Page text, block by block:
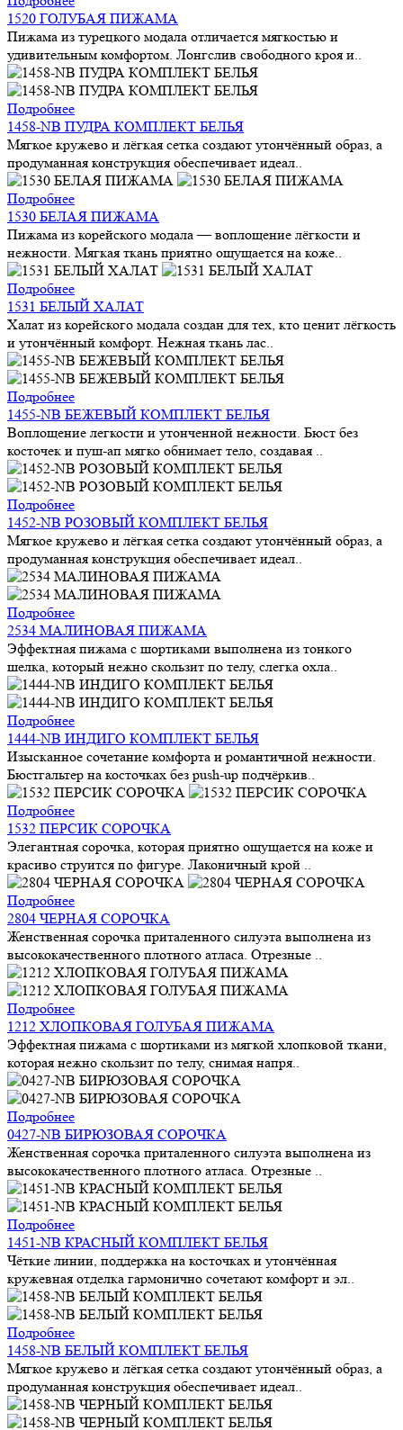
1520 ГОЛУБАЯ ПИЖАМА
Пижама из турецкого модала отличается мягкостью и
удивительным комфортом. Лонгслив свободного кроя и..
Подробнее
1458-NB ПУДРА КОМПЛЕКТ БЕЛЬЯ
Мягкое кружево и лёгкая сетка создают утончённый образ, а
продуманная конструкция обеспечивает идеал..
Подробнее
1530 БЕЛАЯ ПИЖАМА
Пижама из корейского модала — воплощение лёгкости и
нежности. Мягкая ткань приятно ощущается на коже..
Подробнее
1531 БЕЛЫЙ ХАЛАТ
Халат из корейского модала создан для тех, кто ценит лёгкость
и утончённый комфорт. Нежная ткань лас..
Подробнее
1455-NB БЕЖЕВЫЙ КОМПЛЕКТ БЕЛЬЯ
Воплощение легкости и утонченной нежности. Бюст без
косточек и пуш-ап мягко обнимает тело, создавая ..
Подробнее
1452-NB РОЗОВЫЙ КОМПЛЕКТ БЕЛЬЯ
Мягкое кружево и лёгкая сетка создают утончённый образ, а
продуманная конструкция обеспечивает идеал..
Подробнее
2534 МАЛИНОВАЯ ПИЖАМА
Эффектная пижама с шортиками выполнена из тонкого
шелка, который нежно скользит по телу, слегка охла..
Подробнее
1444-NB ИНДИГО КОМПЛЕКТ БЕЛЬЯ
Изысканное сочетание комфорта и романтичной нежности.
Бюстгальтер на косточках без push-up подчёркив..
Подробнее
1532 ПЕРСИК СОРОЧКА
Элегантная сорочка, которая приятно ощущается на коже и
красиво струится по фигуре. Лаконичный крой ..
Подробнее
2804 ЧЕРНАЯ СОРОЧКА
Женственная сорочка приталенного силуэта выполнена из
высококачественного плотного атласа. Отрезные ..
Подробнее
1212 ХЛОПКОВАЯ ГОЛУБАЯ ПИЖАМА
Эффектная пижама с шортиками из мягкой хлопковой ткани,
которая нежно скользит по телу, снимая напря..
Подробнее
0427-NB БИРЮЗОВАЯ СОРОЧКА
Женственная сорочка приталенного силуэта выполнена из
высококачественного плотного атласа. Отрезные ..
Подробнее
1451-NB КРАСНЫЙ КОМПЛЕКТ БЕЛЬЯ
Чёткие линии, поддержка на косточках и утончённая
кружевная отделка гармонично сочетают комфорт и эл..
Подробнее
1458-NB БЕЛЫЙ КОМПЛЕКТ БЕЛЬЯ
Мягкое кружево и лёгкая сетка создают утончённый образ, а
продуманная конструкция обеспечивает идеал..